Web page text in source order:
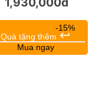
-15%
Quà tặng thêm keyboard_return
Mua ngay